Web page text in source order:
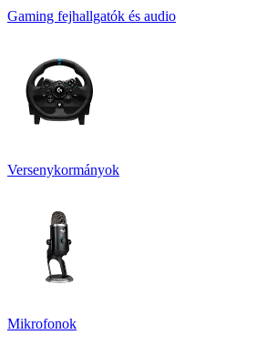
Gaming fejhallgatók és audio
Versenykormányok
Mikrofonok